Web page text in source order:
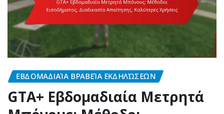
ΕΒΔΟΜΑΔΙΑΊΑ ΒΡΑΒΕΊΑ ΕΚΔΗΛΏΣΕΩΝ
GTA+ Εβδομαδιαία Μετρητά